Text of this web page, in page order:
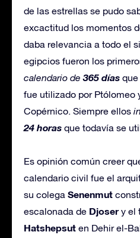
de las estrellas se pudo
excactitud los momentos
daba relevancia a todo el
egipcios fueron los
calendario de365 días
fue utilizado por Ptólomeo
Copérnico. Siempre ellos
24 horas que todavía se
Es opinión común creer
calendario civil fue el
su colega Senenmut
escalonada de Djosery el
Hatshepsut en Dehir el-